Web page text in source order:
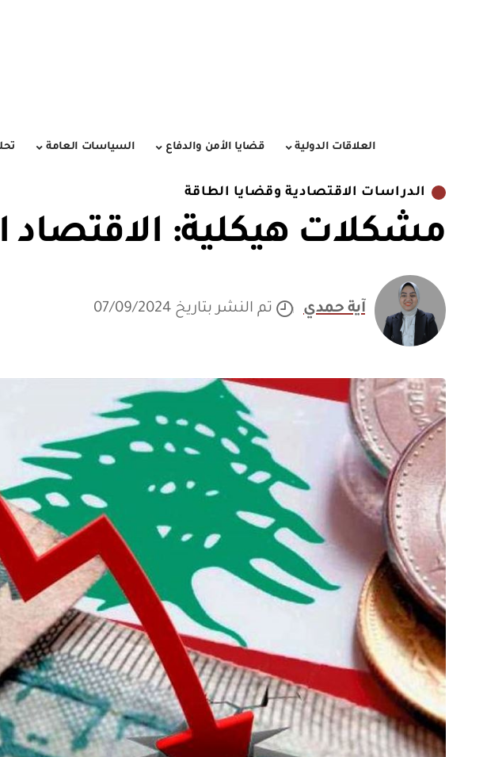
العلاقات الدولية قضايا الأمن والدفاع السياسات العامة
الدراسات الاقتصادية وقضايا الطاقة
مشكلات هيكلية: الاقتصاد
آية حمدي تم النشر بتاريخ 07/09/2024